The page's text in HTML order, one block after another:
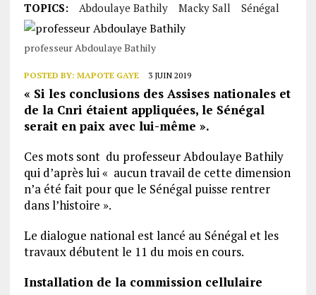
TOPICS: Abdoulaye Bathily Macky Sall Sénégal
professeur Abdoulaye Bathily
POSTED BY: MAPOTE GAYE 3 JUIN 2019
« Si les conclusions des Assises nationales et
de la Cnri étaient appliquées, le Sénégal
serait en paix avec lui-même ».
Ces mots sont du professeur Abdoulaye Bathily
qui d’après lui « aucun travail de cette dimension
n’a été fait pour que le Sénégal puisse rentrer
dans l’histoire ».
Le dialogue national est lancé au Sénégal et les
travaux débutent le 11 du mois en cours.
Installation de la commission cellulaire